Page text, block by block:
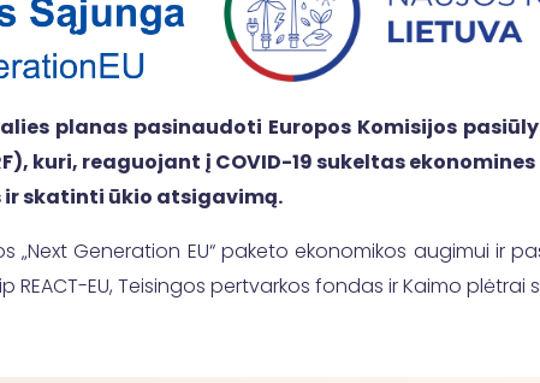
planas pasinaudoti Europos Komisijos
kuri, reaguojant į COVID-19 sukeltas
skatinti ūkio atsigavimą.
„Next Generation EU“ paketo ekonomikos augimui ir
EU, Teisingos pertvarkos fondas ir Kaimo plėtrai